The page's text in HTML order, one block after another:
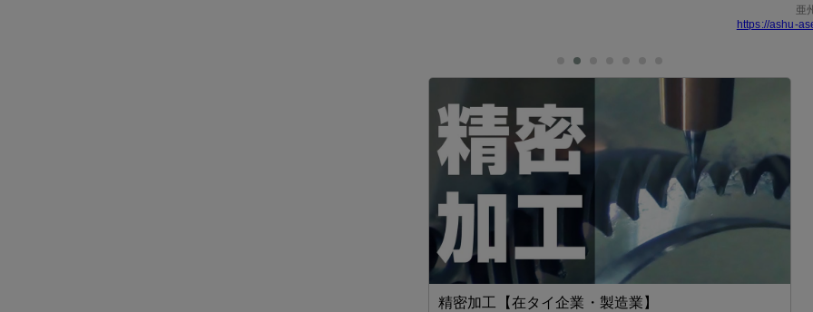
亜
https://ashu-
精密加工【在タイ企業・製造業】